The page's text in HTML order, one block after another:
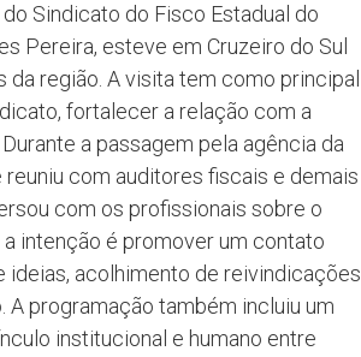
Sindicato do Fisco Estadual do
Pereira, esteve em Cruzeiro do Sul
da região. A visita tem como principal
fortalecer a relação com a
a passagem pela agência da
com auditores fiscais e demais
com os profissionais sobre o
intenção é promover um contato
acolhimento de reivindicações
programação também incluiu um
institucional e humano entre